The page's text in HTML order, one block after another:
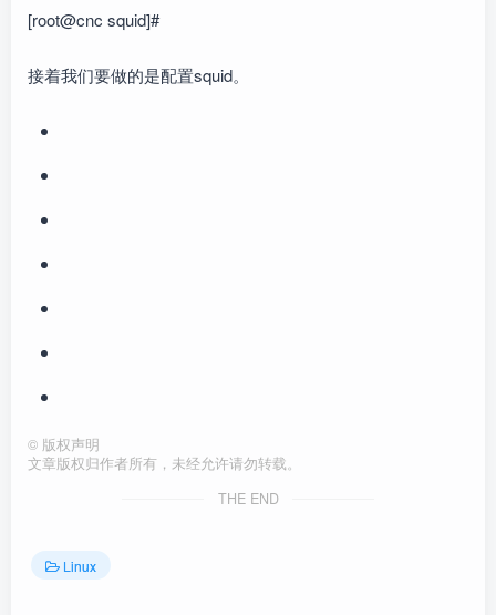
[root@cnc squid]#
接着我们要做的是配置squid。
© 版权声明
文章版权归作者所有，未经允许请勿转载。
THE END
Linux